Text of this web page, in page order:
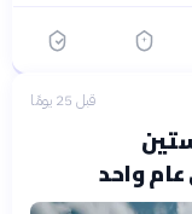
قبل 25 يومًا
واحد